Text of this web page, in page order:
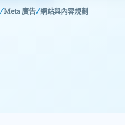
Meta 廣告 網站與內容規劃